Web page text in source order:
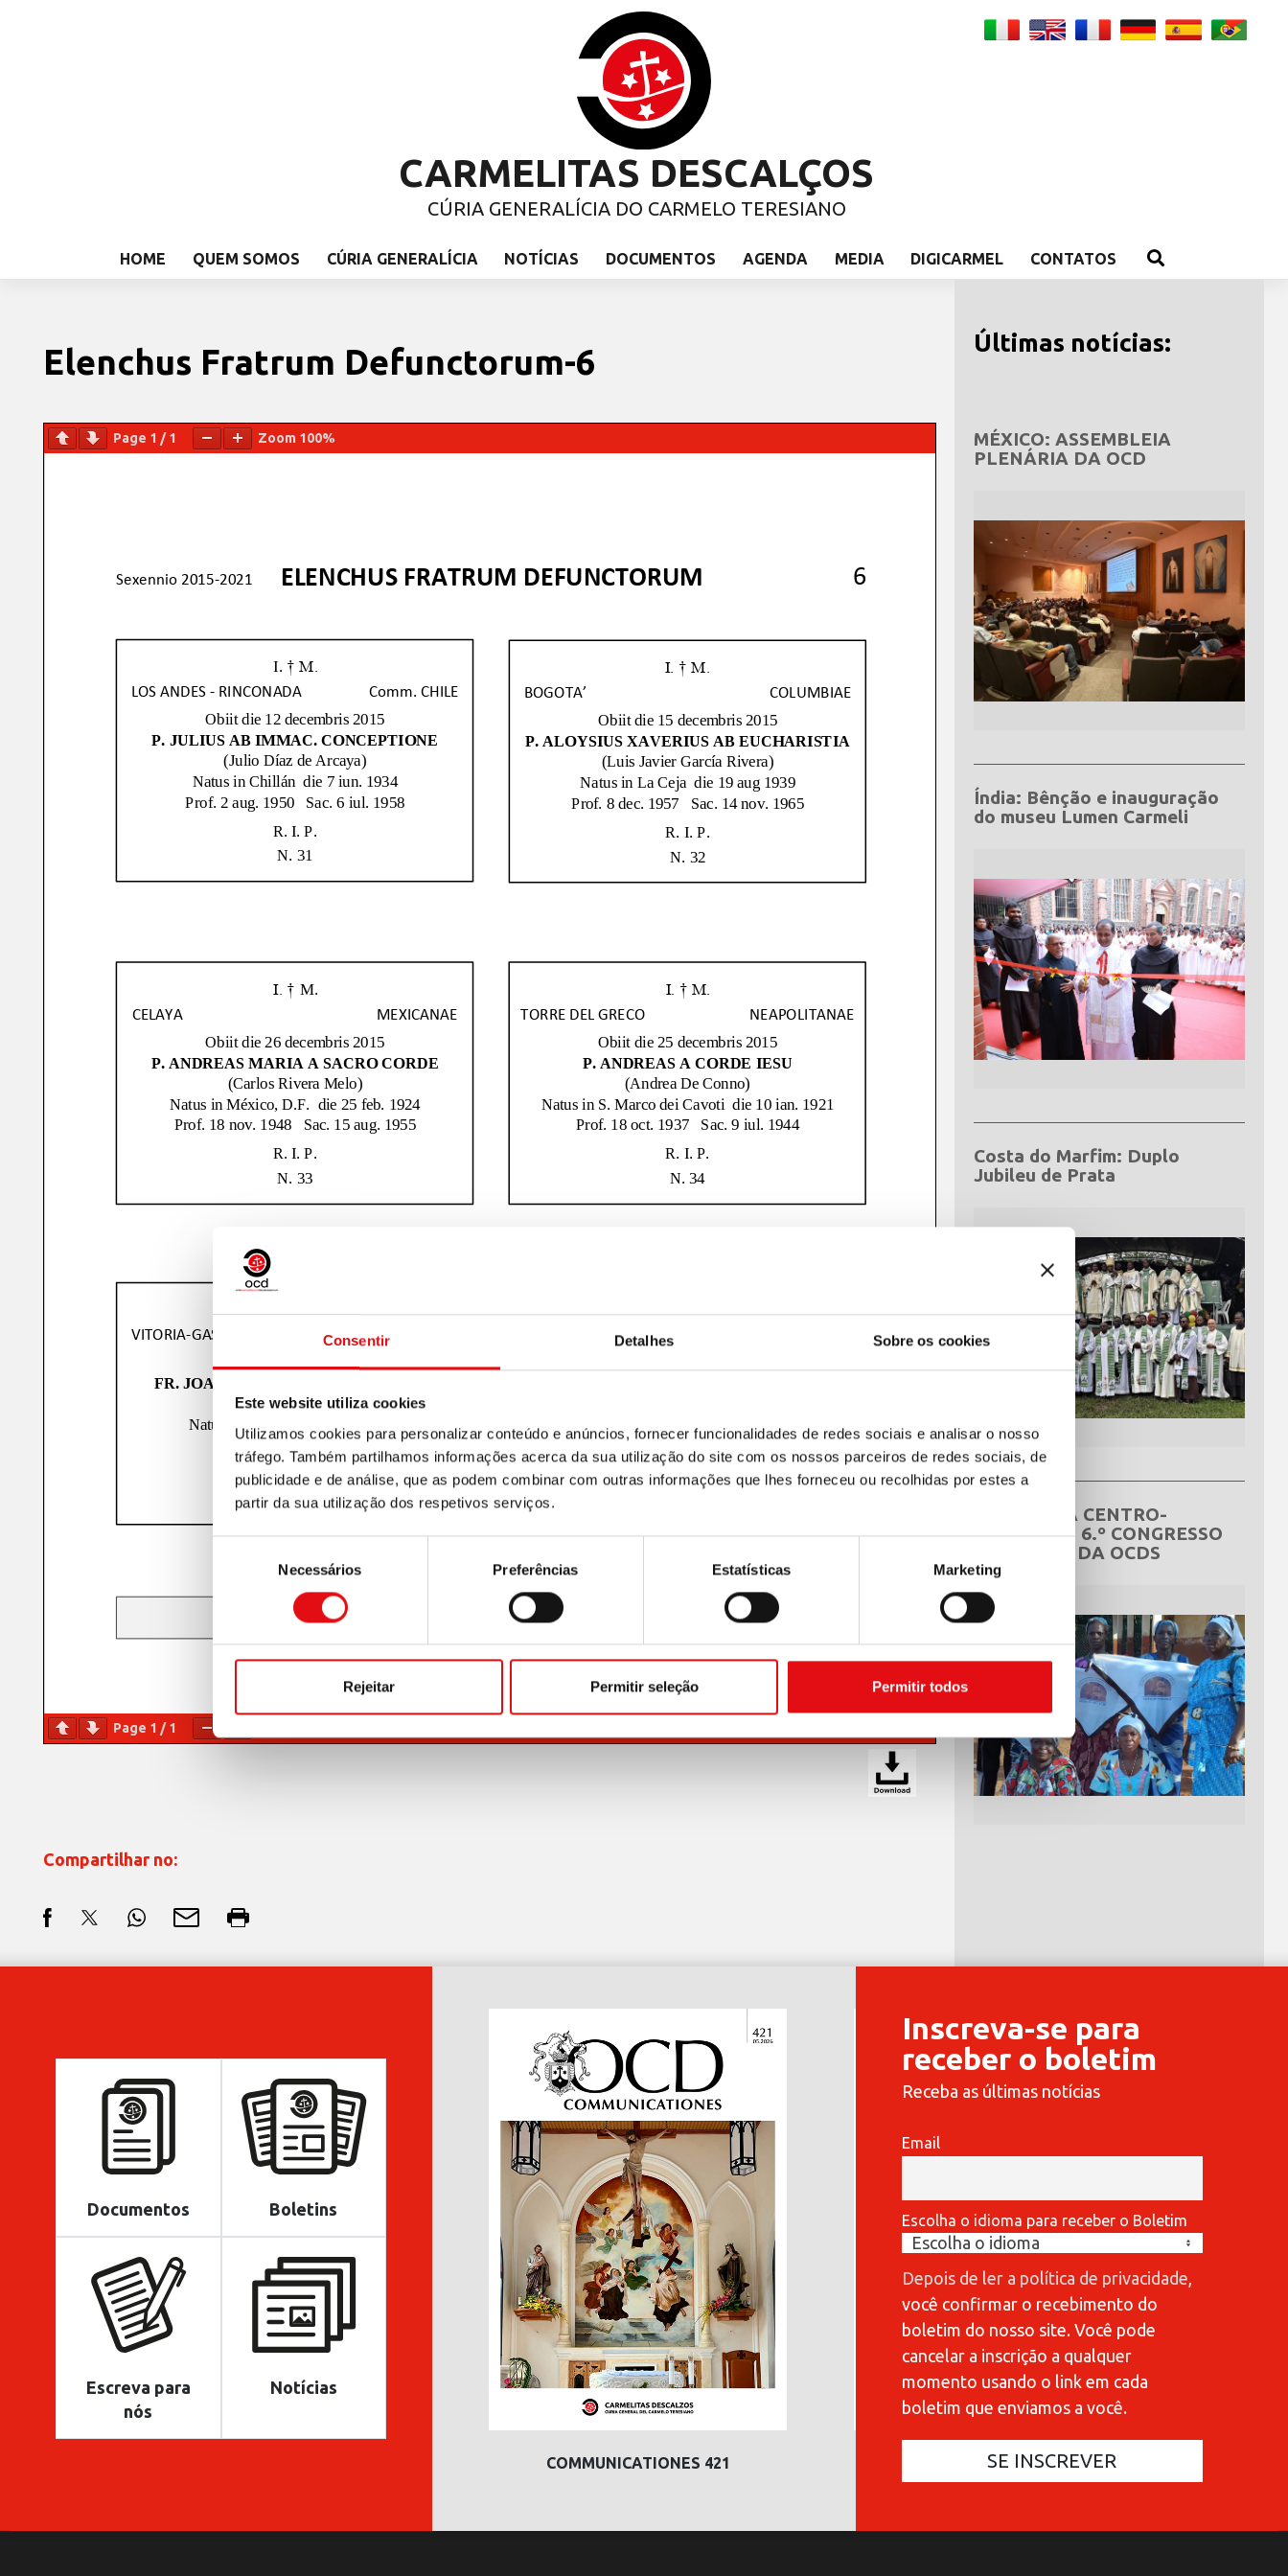
Consentir Detalhes Sobre os cookies
Este website utiliza cookies
Utilizamos cookies para personalizar conteúdo e anúncios, fornecer funcionalidades de redes sociais e analisar o nosso
tráfego. Também partilhamos informações acerca da sua utilização do site com os nossos parceiros de redes sociais, de
publicidade e de análise, que as podem combinar com outras informações que lhes forneceu ou recolhidas por estes a
partir da sua utilização dos respetivos serviços.
consentimento
Necessários Preferências Estatísticas Marketing
Rejeitar Permitir seleção Permitir todos
CARMELITAS DESCALÇOS
CÚRIA GENERALÍCIA DO CARMELO TERESIANO
HOME QUEM SOMOS CÚRIA GENERALÍCIA NOTÍCIAS DOCUMENTOS AGENDA MEDIA DIGICARMEL CONTATOS
Elenchus Fratrum Defunctorum-6
Page 1 /1 Zoom 100%
Page 1 /1
Compartilhar no:
Últimas notícias:
MÉXICO: ASSEMBLEIA
PLENÁRIA DA OCD
Índia: Bênção e inauguração
do museu Lumen Carmeli
Costa do Marfim: Duplo
Jubileu de Prata
REPÚBLICA CENTRO-
AFRICANA: 6.º CONGRESSO
NACIONAL DA OCDS
Documentos Boletins
Escreva para
nós
Notícias
COMMUNICATIONES 421 COMMUNICATIONES 420
Inscreva-se para
receber o boletim
Receba as últimas notícias
Email
Escolha o idioma para receber o Boletim
Depois de ler a política de privacidade
você confirmar o recebimento do
boletim do nosso site. Você pode
cancelar a inscrição a qualquer
momento usando o link em cada
boletim que enviamos a você.